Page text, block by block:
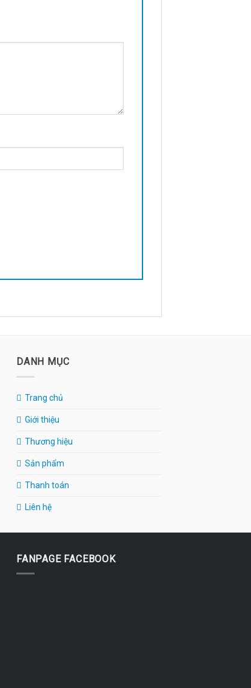
DANH MỤC
Trang chủ
Giới thiệu
Thương hiệu
Sản phẩm
Thanh toán
Liên hệ
FANPAGE FACEBOOK